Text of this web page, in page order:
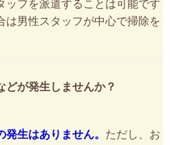
ッフを派遣することは可能です
は男性スタッフが中心で掃除を
どが発生しませんか？
生はありません。 ただし、お